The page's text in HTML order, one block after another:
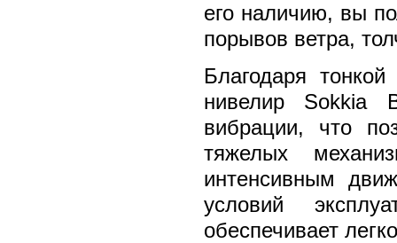
его наличию, вы
порывов ветра,
Благодаря
нивелир Sokkia
вибрации, что
тяжелых
интенсивным
условий
обеспечивает